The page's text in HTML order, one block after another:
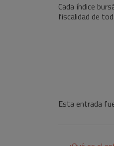
Cada índice
fiscalidad de
Esta entrada